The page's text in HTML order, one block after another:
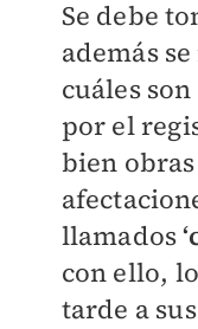
Se debe
además
cuáles
por el
bien
llamados
con ello,
tarde a